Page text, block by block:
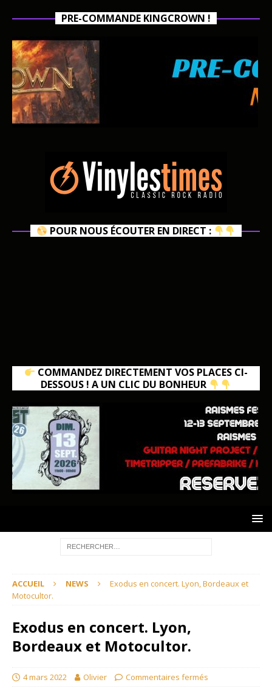
PRE-COMMANDE KINGCROWN !
POUR NOUS ÉCOUTER EN DIRECT :
COMMANDEZ DIRECTEMENT VOS PLACES CI-
DESSOUS ! A UN CLIC DU BONHEUR
ACCUEIL NEWS
Exodus en concert. Lyon, Bordeaux et
Motocultor.
Exodus en concert. Lyon,
Bordeaux et Motocultor.
4 mars 2022 Olivier Commentaires fermés